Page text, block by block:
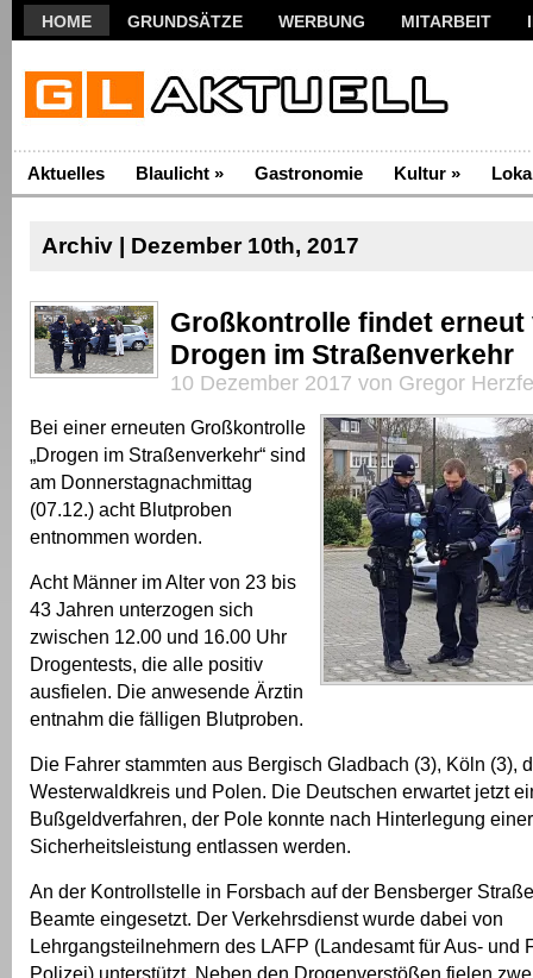
HOME GRUNDSÄTZE WERBUNG MITARBEIT
Aktuelles Blaulicht » Gastronomie Kultur »
Archiv | Dezember 10th, 2017
Großkontrolle findet erneut
Drogen im Straßenverkehr
10 Dezember 2017 von Gregor
Bei einer erneuten Großkontrolle
„Drogen im Straßenverkehr“ sind
am Donnerstagnachmittag
(07.12.) acht Blutproben
entnommen worden.
Acht Männer im Alter von 23 bis
43 Jahren unterzogen sich
zwischen 12.00 und 16.00 Uhr
Drogentests, die alle positiv
ausfielen. Die anwesende Ärztin
entnahm die fälligen Blutproben.
Die Fahrer stammten aus Bergisch Gladbach (3), Köln (3),
Westerwaldkreis und Polen. Die Deutschen erwartet jetzt
Bußgeldverfahren, der Pole konnte nach Hinterlegung einer
Sicherheitsleistung entlassen werden.
An der Kontrollstelle in Forsbach auf der Bensberger
Beamte eingesetzt. Der Verkehrsdienst wurde dabei von
Lehrgangsteilnehmern des LAFP (Landesamt für Aus- und
Polizei) unterstützt. Neben den Drogenverstößen fielen